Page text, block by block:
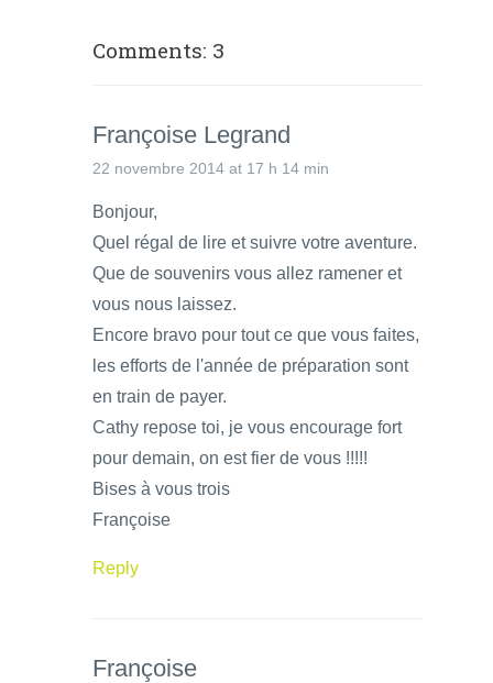
Comments: 3
Françoise Legrand
22 novembre 2014 at 17 h 14 min
Bonjour,
Quel régal de lire et suivre votre aventure.
Que de souvenirs vous allez ramener et
vous nous laissez.
Encore bravo pour tout ce que vous faites,
les efforts de l'année de préparation sont
en train de payer.
Cathy repose toi, je vous encourage fort
pour demain, on est fier de vous !!!!!
Bises à vous trois
Françoise
Reply
Françoise